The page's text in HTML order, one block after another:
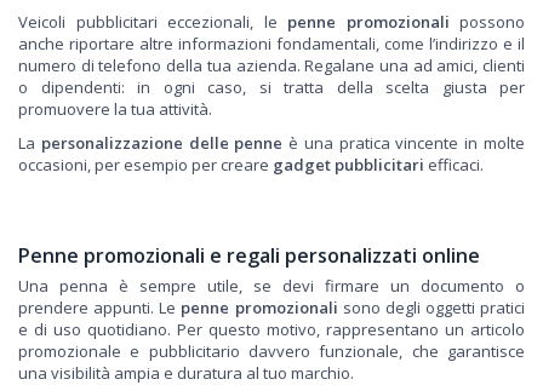
Veicoli pubblicitari eccezionali, le penne promozionali possono
anche riportare altre informazioni fondamentali, come l’indirizzo e il
numero di telefono della tua azienda. Regalane una ad amici, clienti
o dipendenti: in ogni caso, si tratta della scelta giusta per
promuovere la tua attività.
La personalizzazione delle penne è una pratica vincente in molte
occasioni, per esempio per creare gadget pubblicitari efficaci.
Penne promozionali e regali personalizzati online
Una penna è sempre utile, se devi firmare un documento o
prendere appunti. Le penne promozionali sono degli oggetti pratici
e di uso quotidiano. Per questo motivo, rappresentano un articolo
promozionale e pubblicitario davvero funzionale, che garantisce
una visibilità ampia e duratura al tuo marchio.